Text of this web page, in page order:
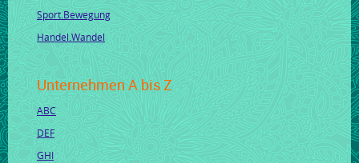
Sport.Bewegung
Handel.Wandel
Unternehmen A bis Z
ABC
DEF
GHI